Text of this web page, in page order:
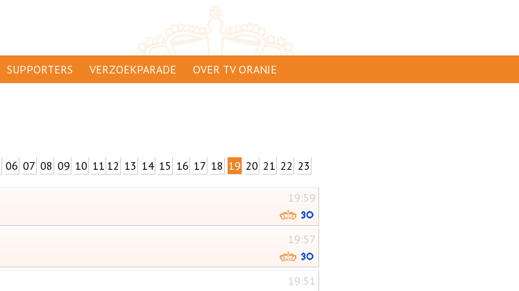
SUPPORTERS VERZOEKPARADE OVER TV ORANJE
06 07 08 09 10 11 12 13 14 15 16 17 18 19 20 21 22 23
19:59
19:57
19:51